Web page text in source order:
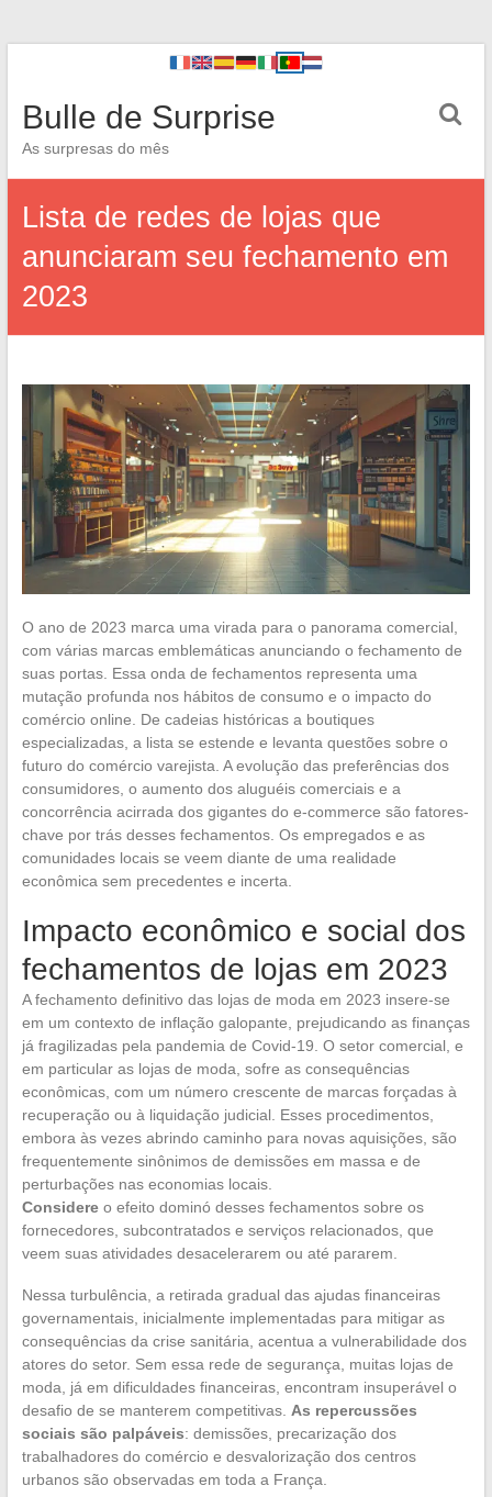
Bulle de Surprise
As surpresas do mês
Lista de redes de lojas que
anunciaram seu fechamento em
2023
O ano de 2023 marca uma virada para o panorama comercial,
com várias marcas emblemáticas anunciando o fechamento de
suas portas. Essa onda de fechamentos representa uma
mutação profunda nos hábitos de consumo e o impacto do
comércio online. De cadeias históricas a boutiques
especializadas, a lista se estende e levanta questões sobre o
futuro do comércio varejista. A evolução das preferências dos
consumidores, o aumento dos aluguéis comerciais e a
concorrência acirrada dos gigantes do e-commerce são fatores-
chave por trás desses fechamentos. Os empregados e as
comunidades locais se veem diante de uma realidade
econômica sem precedentes e incerta.
Impacto econômico e social dos
fechamentos de lojas em 2023
A fechamento definitivo das lojas de moda em 2023 insere-se
em um contexto de inflação galopante, prejudicando as finanças
já fragilizadas pela pandemia de Covid-19. O setor comercial, e
em particular as lojas de moda, sofre as consequências
econômicas, com um número crescente de marcas forçadas à
recuperação ou à liquidação judicial. Esses procedimentos,
embora às vezes abrindo caminho para novas aquisições, são
frequentemente sinônimos de demissões em massa e de
perturbações nas economias locais.
Considereo efeito dominó desses fechamentos sobre os
fornecedores, subcontratados e serviços relacionados, que
veem suas atividades desacelerarem ou até pararem.
Nessa turbulência, a retirada gradual das ajudas financeiras
governamentais, inicialmente implementadas para mitigar as
consequências da crise sanitária, acentua a vulnerabilidade dos
atores do setor. Sem essa rede de segurança, muitas lojas de
moda, já em dificuldades financeiras, encontram insuperável o
desafio de se manterem competitivas. As repercussões
sociais são palpáveis: demissões, precarização dos
trabalhadores do comércio e desvalorização dos centros
urbanos são observadas em toda a França.